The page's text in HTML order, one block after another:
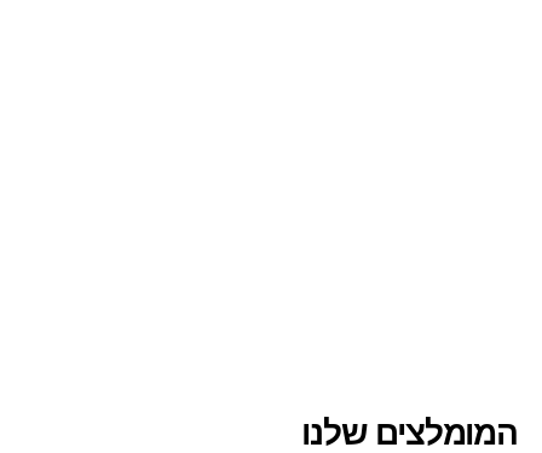
המומלצים שלנו